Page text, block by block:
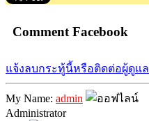
Comment Facebook
แจ้งลบกระทู้นี้หรือติดต่อผู้ดูแล
My Name: admin
Administrator